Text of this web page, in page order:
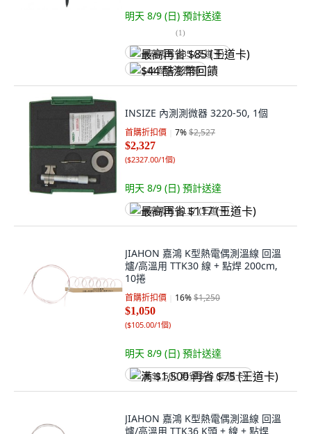
明天 8/9 (日) 預計送達
(1)
最高再省 $85 (王道卡)
$44 酷澎幣回饋
INSIZE 內測測微器 3220-50, 1個
首購折扣價 7%$2,527
$2,327
($2327.00/1個)
明天 8/9 (日) 預計送達
最高再省 $117 (王道卡)
JIAHON 嘉鴻 K型熱電偶測溫線 回溫
爐/高溫用 TTK30 線 + 點焊 200cm,
10捲
首購折扣價 16%$1,250
$1,050
($105.00/1個)
明天 8/9 (日) 預計送達
满 $1,500 再省 $75 (王道卡)
JIAHON 嘉鴻 K型熱電偶測溫線 回溫
爐/高溫用 TTK36 K頭 + 線 + 點焊